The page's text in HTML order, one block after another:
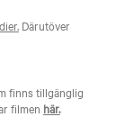
Därutöver
finns tillgänglig
filmen här.